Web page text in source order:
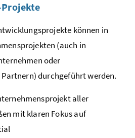
Projekte
können in
(auch in
oder
durchgeführt werden.
aller
mit klaren Fokus auf